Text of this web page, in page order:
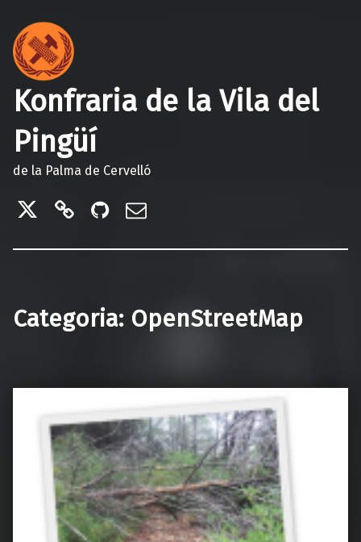
Konfraria de la Vila del
Pingüí
de la Palma de Cervelló
Categoria: OpenStreetMap